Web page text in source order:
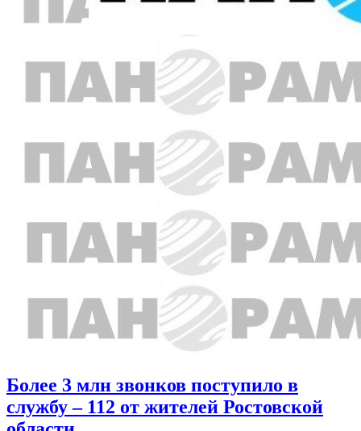
Более 3 млн звонков поступило в
службу – 112 от жителей Ростовской